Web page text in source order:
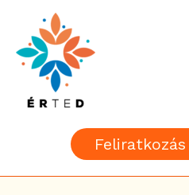
content